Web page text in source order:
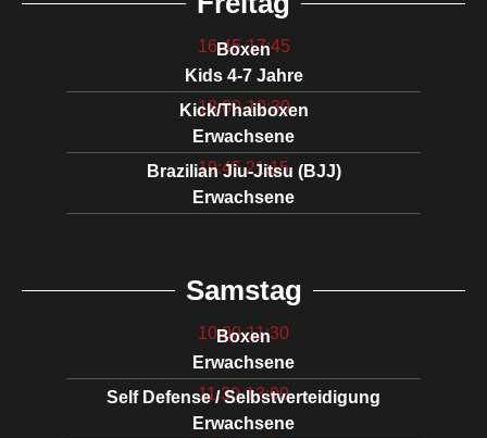
16:45-17:45
Boxen
Kids 4-7 Jahre
18:00-19:30
Kick/Thaiboxen
Erwachsene
19:45 21:15
Brazilian Jiu-Jitsu (BJJ)
Erwachsene
Samstag
10:00-11:30
Boxen
Erwachsene
11:30-13:00
Self Defense / Selbstverteidigung
Erwachsene